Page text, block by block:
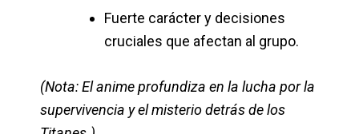
Fuerte carácter y decisiones
cruciales que afectan al grupo.
(Nota: El anime profundiza en la lucha por la
supervivencia y el misterio detrás de los